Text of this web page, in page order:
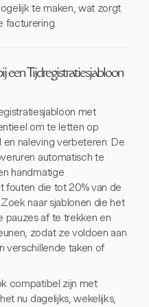
te maken, wat zorgt
facturering.
een Tijdregistratiesjabloon
met
om te letten op
naleving verbeteren. De
automatisch te
handmatige
fouten die tot 20% van de
naar sjablonen die het
pauzes af te trekken en
zodat ze voldoen aan
verschillende taken of
compatibel zijn met
nu dagelijks, wekelijks,